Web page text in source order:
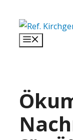
zum
Inhalt